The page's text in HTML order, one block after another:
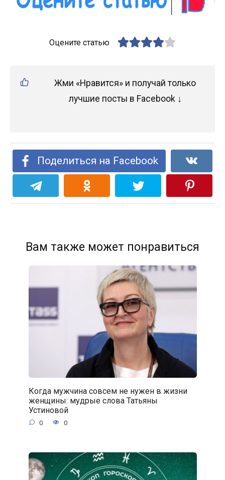
Оцените статью
Жми «Нравится» и получай только
лучшие посты в Facebook ↓
Поделиться на Facebook
Вам также может понравиться
Когда мужчина совсем не нужен в жизни
женщины: мудрые слова Татьяны
Устиновой
0 0